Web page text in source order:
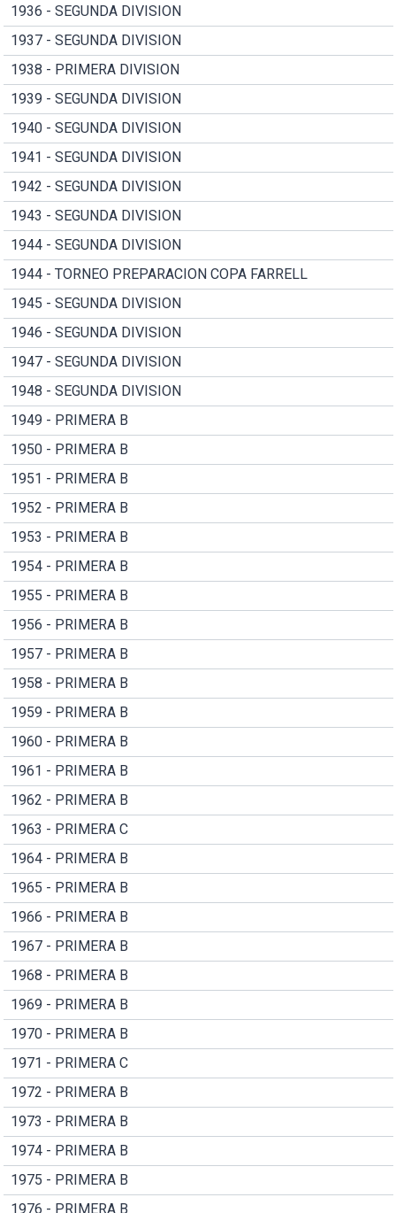
1936 - SEGUNDA DIVISION
1937 - SEGUNDA DIVISION
1938 - PRIMERA DIVISION
1939 - SEGUNDA DIVISION
1940 - SEGUNDA DIVISION
1941 - SEGUNDA DIVISION
1942 - SEGUNDA DIVISION
1943 - SEGUNDA DIVISION
1944 - SEGUNDA DIVISION
1944 - TORNEO PREPARACION COPA FARRELL
1945 - SEGUNDA DIVISION
1946 - SEGUNDA DIVISION
1947 - SEGUNDA DIVISION
1948 - SEGUNDA DIVISION
1949 - PRIMERA B
1950 - PRIMERA B
1951 - PRIMERA B
1952 - PRIMERA B
1953 - PRIMERA B
1954 - PRIMERA B
1955 - PRIMERA B
1956 - PRIMERA B
1957 - PRIMERA B
1958 - PRIMERA B
1959 - PRIMERA B
1960 - PRIMERA B
1961 - PRIMERA B
1962 - PRIMERA B
1963 - PRIMERA C
1964 - PRIMERA B
1965 - PRIMERA B
1966 - PRIMERA B
1967 - PRIMERA B
1968 - PRIMERA B
1969 - PRIMERA B
1970 - PRIMERA B
1971 - PRIMERA C
1972 - PRIMERA B
1973 - PRIMERA B
1974 - PRIMERA B
1975 - PRIMERA B
1976 - PRIMERA B